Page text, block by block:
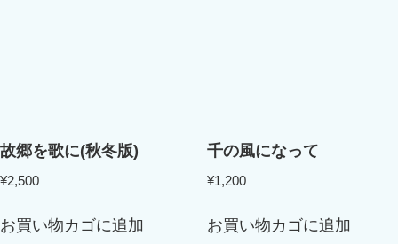
故郷を歌に(秋冬版)
¥2,500
お買い物カゴに追加
千の風になって
¥1,200
お買い物カゴに追加